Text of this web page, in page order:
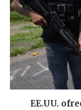
EE.UU.